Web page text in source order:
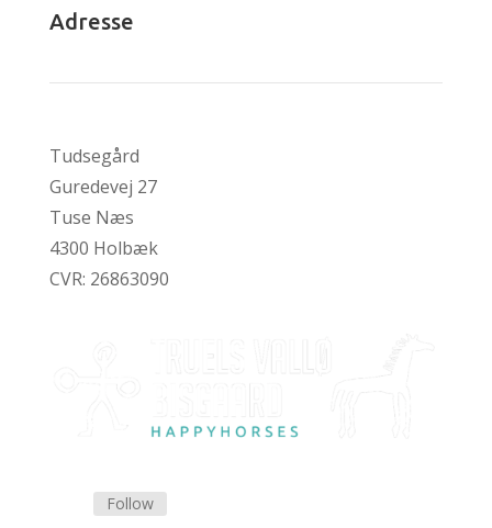
Adresse
Tudsegård
Guredevej 27
Tuse Næs
4300 Holbæk
CVR: 26863090
Follow